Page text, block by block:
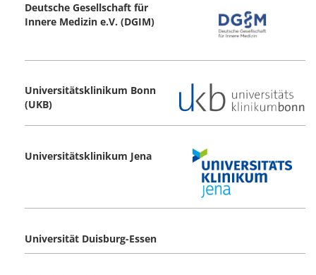
Deutsche Gesellschaft für
Innere Medizin e.V. (DGIM)
Universitätsklinikum Bonn
(UKB)
Universitätsklinikum Jena
Universität Duisburg-Essen